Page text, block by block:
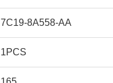
7C19-8A558-AA
1PCS